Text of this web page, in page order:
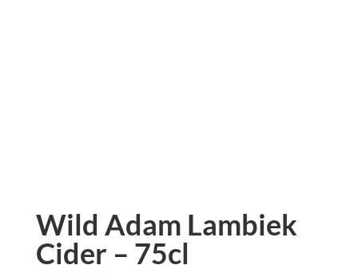
Wild Adam Lambiek
Cider – 75cl